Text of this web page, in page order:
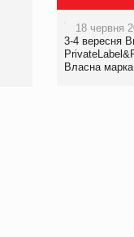
правила.
18 червня
3-4 вересня
Власна